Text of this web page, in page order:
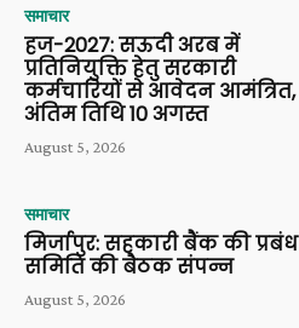
समाचार
हज-2027: सऊदी अरब में
प्रतिनियुक्ति हेतु सरकारी
कर्मचारियों से आवेदन आमंत्रित,
अंतिम तिथि 10 अगस्त
August 5, 2026
समाचार
मिर्जापुर: सहकारी बैंक की प्रबंध
समिति की बैठक संपन्न
August 5, 2026